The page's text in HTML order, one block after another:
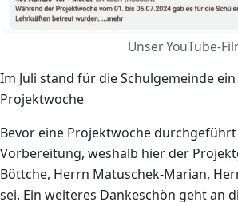
Unser YouTube-
Im Juli stand für die Schulgemeinde
Projektwoche
Bevor eine Projektwoche
Vorbereitung, weshalb hier der
Böttche, Herrn Matuschek-Marian,
sei. Ein weiteres Dankeschön geht an